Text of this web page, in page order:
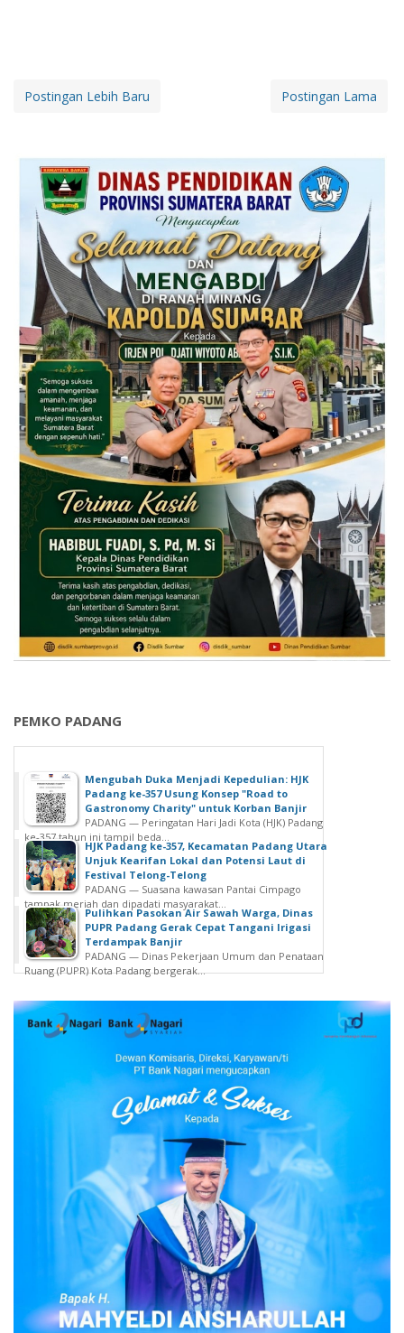
Postingan Lebih Baru Postingan Lama
PEMKO PADANG
Mengubah Duka Menjadi Kepedulian: HJK
Padang ke-357 Usung Konsep "Road to
Gastronomy Charity" untuk Korban Banjir
PADANG — Peringatan Hari Jadi Kota (HJK) Padang
ke-357 tahun ini tampil beda...
HJK Padang ke-357, Kecamatan Padang Utara
Unjuk Kearifan Lokal dan Potensi Laut di
Festival Telong-Telong
PADANG — Suasana kawasan Pantai Cimpago
tampak meriah dan dipadati masyarakat...
Pulihkan Pasokan Air Sawah Warga, Dinas
PUPR Padang Gerak Cepat Tangani Irigasi
Terdampak Banjir
PADANG — Dinas Pekerjaan Umum dan Penataan
Ruang (PUPR) Kota Padang bergerak...